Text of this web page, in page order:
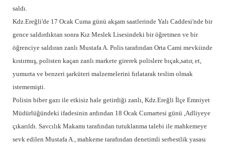
saldı.
Kdz.Ereğli'de 17 Ocak Cuma günü akşam saatlerinde Yalı Caddesi'nde bir
gence saldırdıktan sonra Kız Meslek Lisesindeki bir öğretmen ve bir
öğrenciye saldıran zanlı Mustafa A. Polis tarafından Orta Cami mevkiinde
kıstırmış, polisten kaçan zanlı markete girerek polislere bıçak,satır, et,
yumurta ve benzeri şarküteri malzemelerini fırlatarak teslim olmak
istememişti.
Polisin biber gazı ile etkisiz hale getirdiği zanlı, Kdz.Ereğli İlçe Emniyet
Müdürlüğündeki ifadesinin ardından 18 Ocak Cumartesi günü ,Adliyeye
çıkarıldı. Savcılık Makamı tarafından tutuklanma talebi ile mahkemeye
sevk edilen Mustafa A., mahkeme tarafından denetimli serbestlik yasası